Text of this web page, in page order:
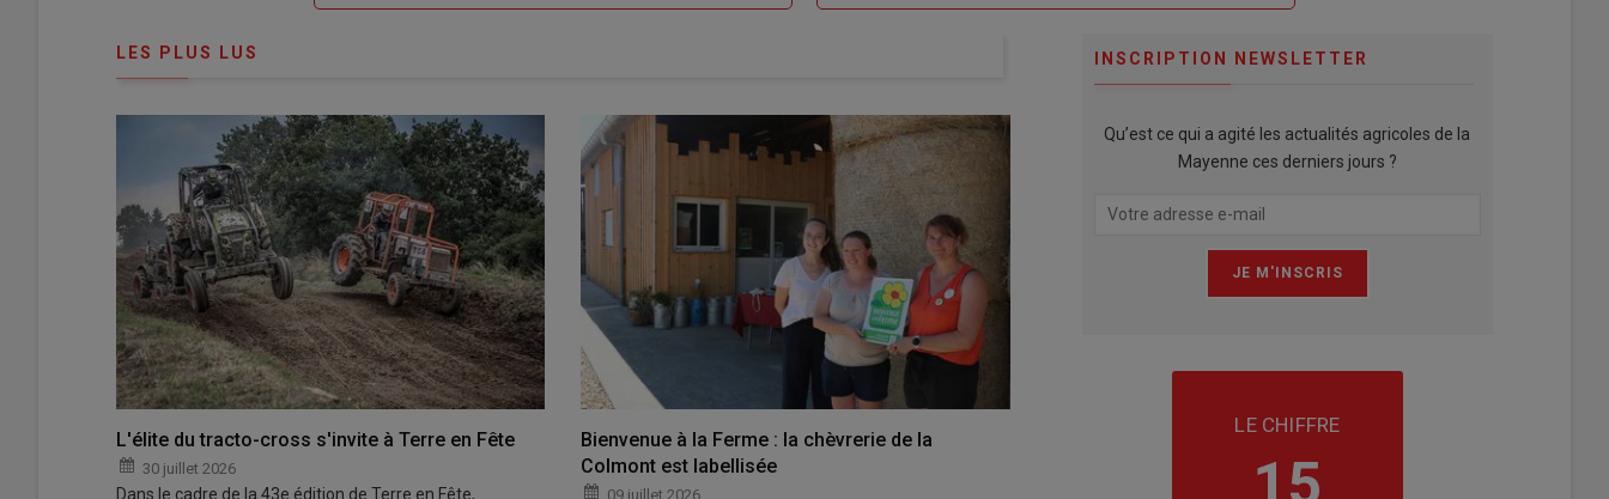
LES PLUS LUS
L'élite du tracto-cross s'invite à Terre en Fête
30 juillet 2026
Dans le cadre de la 43e édition de Terre en Fête,
Bienvenue à la Ferme : la chèvrerie de la
Colmont est labellisée
09 juillet 2026
INSCRIPTION NEWSLETTER
Qu’est ce qui a agité les actualités agricoles de la
Mayenne ces derniers jours ?
LE CHIFFRE
15